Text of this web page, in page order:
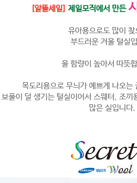
[알뜰세일] 제일모직에서 만든
유아용으로도 많이 찾
부드러운 겨울 털실
울 함량이 높아서 따뜻
목도리용으로 무늬가 예쁘게 나오는
보풀이 덜 생기는 털실이어서 스웨터, 조끼
많은 실입니다.